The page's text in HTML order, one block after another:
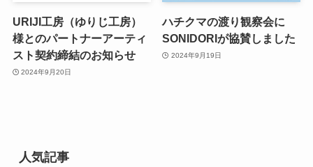
URIJI工房（ゆりじ工房）
様とのパートナーアーティ
スト契約締結のお知らせ
2024年9月20日
ハチクマの渡り観察会に
SONIDORIが協賛しました
2024年9月19日
人気記事